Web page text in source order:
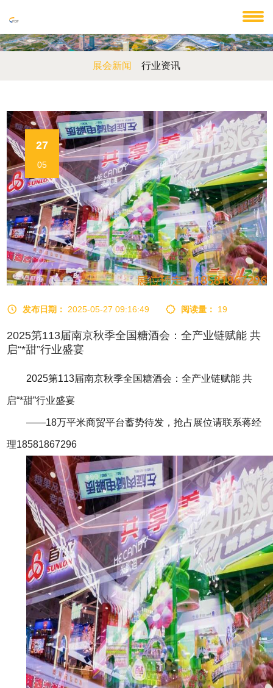
展会新闻 行业资讯
27
05
发布日期： 2025-05-27 09:16:49 阅读量： 19
2025第113届南京秋季全国糖酒会：全产业链赋能 共
启“*甜”行业盛宴
2025第113届南京秋季全国糖酒会：全产业链赋能 共
启“*甜”行业盛宴
——18万平米商贸平台蓄势待发，抢占展位请联系蒋经
理18581867296